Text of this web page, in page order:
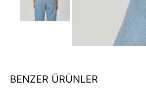
BENZER ÜRÜNLER